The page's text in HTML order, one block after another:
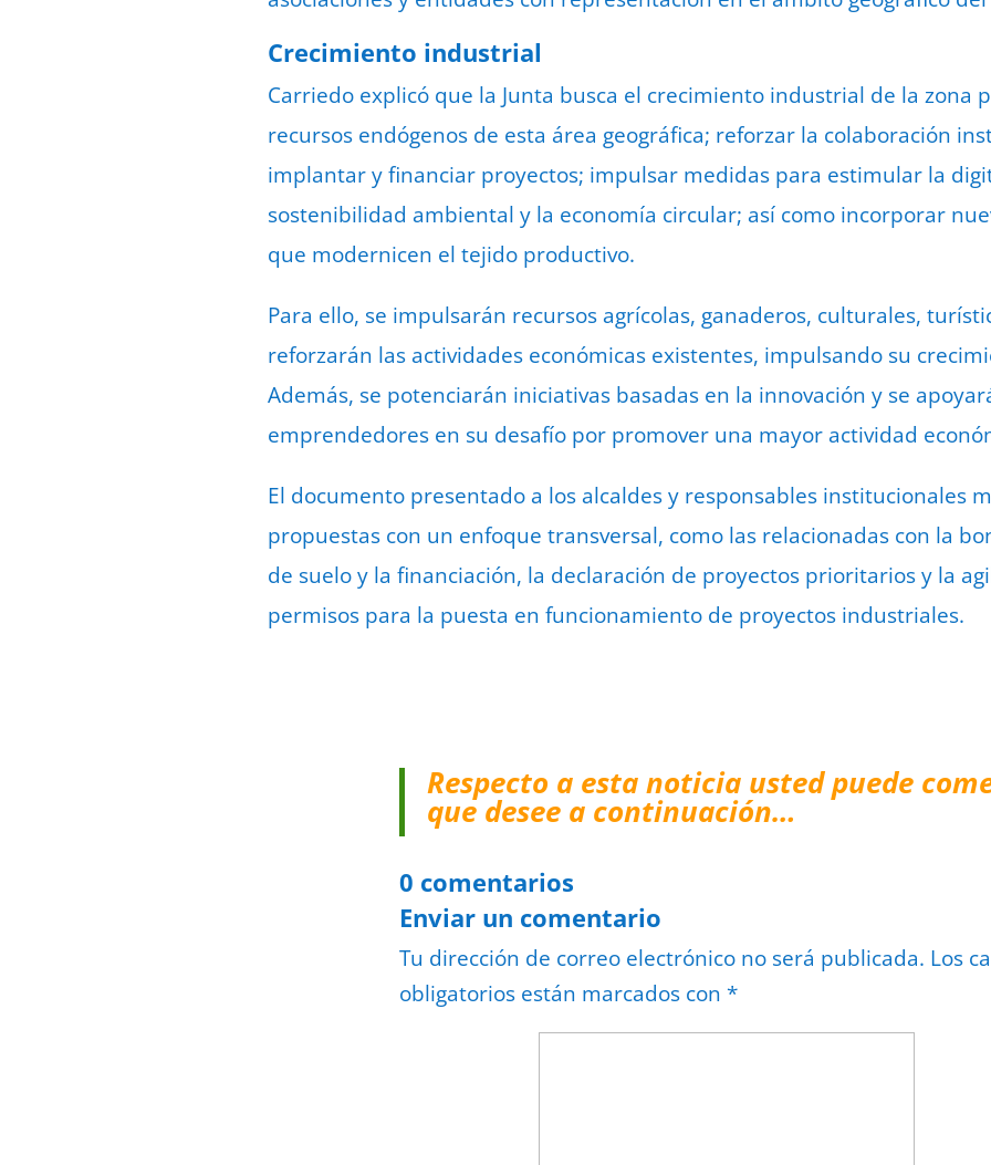
Crecimiento industrial
Carriedo explicó que la Junta busca el crecimiento industrial de la zona
recursos endógenos de esta área geográfica; reforzar la colaboración
implantar y financiar proyectos; impulsar medidas para estimular la
sostenibilidad ambiental y la economía circular; así como incorporar
que modernicen el tejido productivo.
Para ello, se impulsarán recursos agrícolas, ganaderos, culturales,
reforzarán las actividades económicas existentes, impulsando su
Además, se potenciarán iniciativas basadas en la innovación y se
emprendedores en su desafío por promover una mayor actividad
El documento presentado a los alcaldes y responsables institucionales
propuestas con un enfoque transversal, como las relacionadas con la
de suelo y la financiación, la declaración de proyectos prioritarios y la
permisos para la puesta en funcionamiento de proyectos industriales.
Respecto a esta noticia usted puede
que desee a continuación…
0 comentarios
Enviar un comentario
Tu dirección de correo electrónico no será publicada. Los
obligatorios están marcados con *